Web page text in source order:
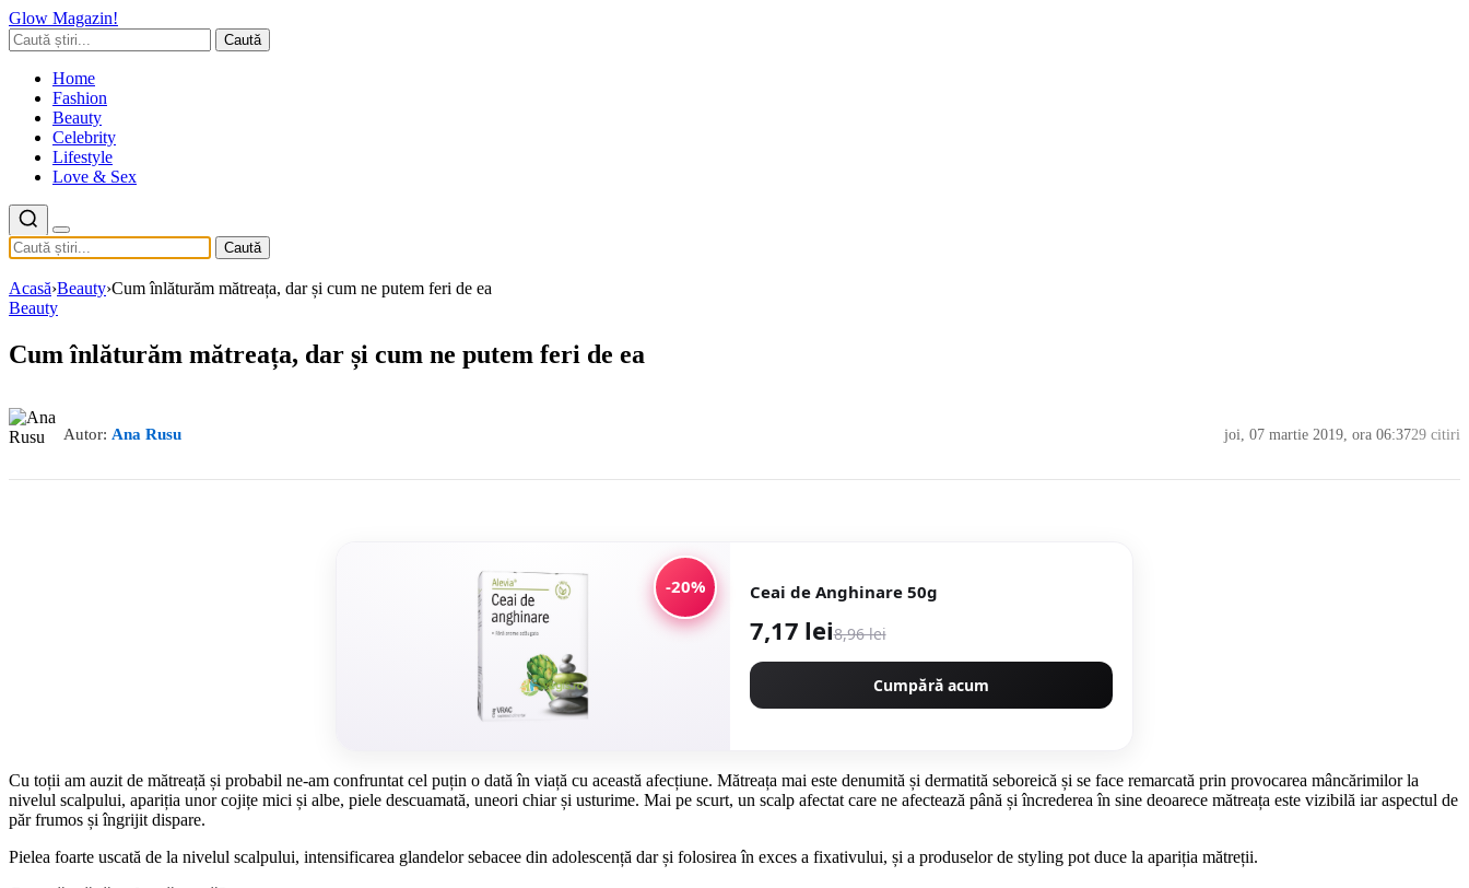
Glow Magazin!
Caută
Home
Fashion
Beauty
Celebrity
Lifestyle
Love & Sex
Caută
Acasă›Beauty›Cum înlăturăm mătreața, dar și cum ne putem feri de ea
Beauty
Cum înlăturăm mătreața, dar și cum ne putem feri de ea
Autor: Ana Rusu joi, 07 martie 2019, ora 06:3729 citiri
-20% Ceai de Anghinare 50g
7,17 lei8,96 lei
Cumpără acum
Cu toții am auzit de mătreață și probabil ne-am confruntat cel puțin o dată în viață cu această afecțiune. Mătreața mai este denumită și dermatită seboreică și se face remarcată prin provocarea mâncărimilor la
nivelul scalpului, apariția unor cojițe mici și albe, piele descuamată, uneori chiar și usturime. Mai pe scurt, un scalp afectat care ne afectează până și încrederea în sine deoarece mătreața este vizibilă iar aspectul de
păr frumos și îngrijit dispare.
Pielea foarte uscată de la nivelul scalpului, intensificarea glandelor sebacee din adolescență dar și folosirea în exces a fixativului, și a produselor de styling pot duce la apariția mătreții.